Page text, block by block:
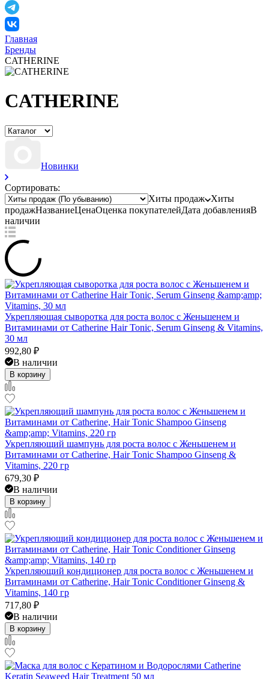
Главная
Бренды
CATHERINE
CATHERINE
Новинки
Сортировать:
Хиты продаж
Хиты
продажНазваниеЦенаОценка покупателейДата добавленияВ
наличии
Укрепляющая сыворотка для роста волос с Женьшенем и
Витаминами от Catherine Hair Tonic, Serum Ginseng & Vitamins,
30 мл
992,80 ₽
В наличии
В корзину
Укрепляющий шампунь для роста волос с Женьшенем и
Витаминами от Catherine, Hair Tonic Shampoo Ginseng &
Vitamins, 220 гр
679,30 ₽
В наличии
В корзину
Укрепляющий кондиционер для роста волос с Женьшенем и
Витаминами от Catherine, Hair Tonic Conditioner Ginseng &
Vitamins, 140 гр
717,80 ₽
В наличии
В корзину